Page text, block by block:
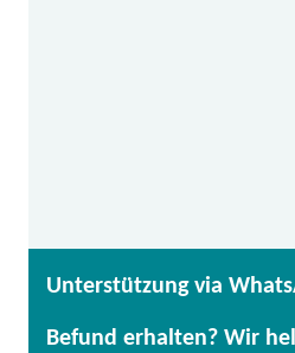
Unterstützung via
Befund erhalten? Wir